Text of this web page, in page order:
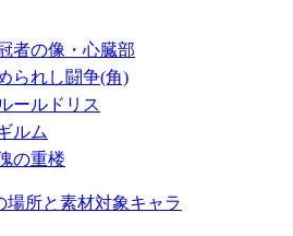
者の像・心臓部
られし闘争(角)
ールドリス
ルム
の重楼
場所と素材対象キャラ